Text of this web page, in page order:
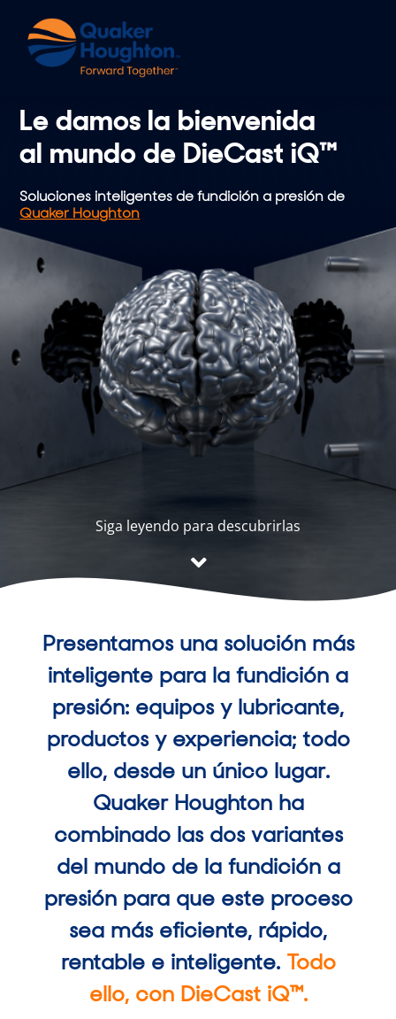
content
Le damos la bienvenida
al mundo de DieCast iQ™
Soluciones inteligentes de fundición a presión de
Quaker Houghton
Siga leyendo para descubrirlas
Presentamos una solución más
inteligente para la fundición a
presión: equipos y lubricante,
productos y experiencia; todo
ello, desde un único lugar.
Quaker Houghton ha
combinado las dos variantes
del mundo de la fundición a
presión para que este proceso
sea más eficiente, rápido,
rentable e inteligente. Todo
ello, con DieCast iQ™.